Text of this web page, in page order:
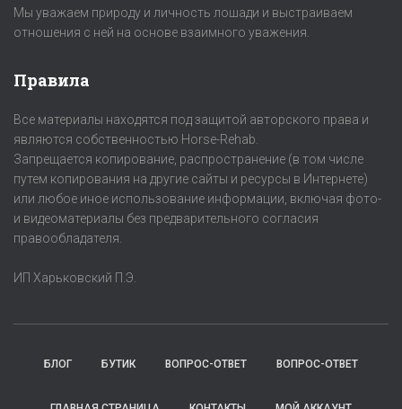
Мы уважаем природу и личность лошади и выстраиваем
отношения с ней на основе взаимного уважения.
Правила
Все материалы находятся под защитой авторского права и
являются собственностью Horse-Rehab.
Запрещается копирование, распространение (в том числе
путем копирования на другие сайты и ресурсы в Интернете)
или любое иное использование информации, включая фото-
и видеоматериалы без предварительного согласия
правообладателя.
ИП Харьковский П.Э.
БЛОГ БУТИК ВОПРОС-ОТВЕТ ВОПРОС-ОТВЕТ